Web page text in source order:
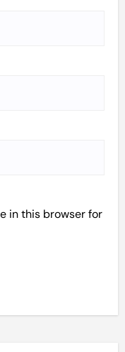
in this browser for